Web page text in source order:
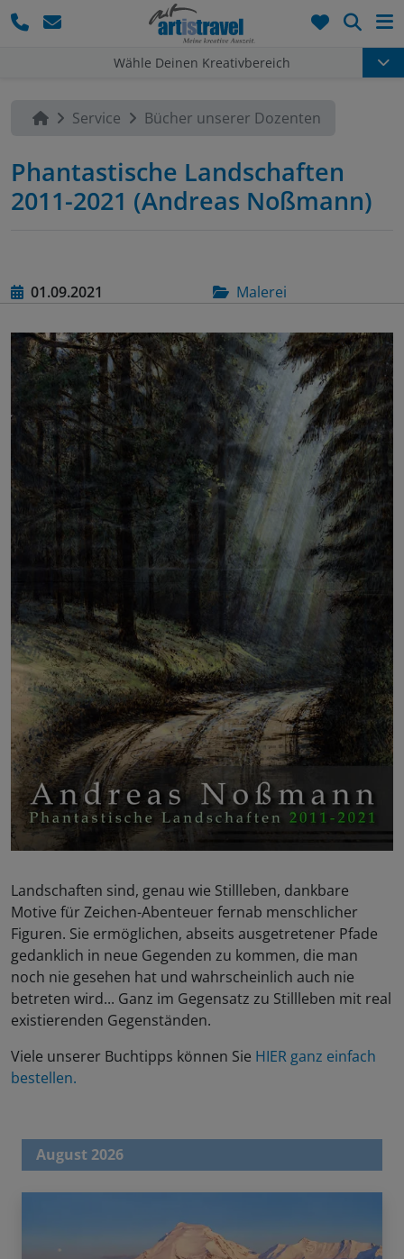
Wähle Deinen Kreativbereich
Service Bücher unserer Dozenten
Phantastische Landschaften
2011-2021 (Andreas Noßmann)
01.09.2021 Malerei
Landschaften sind, genau wie Stillleben, dankbare
Motive für Zeichen-Abenteuer fernab menschlicher
Figuren. Sie ermöglichen, abseits ausgetretener Pfade
gedanklich in neue Gegenden zu kommen, die man
noch nie gesehen hat und wahrscheinlich auch nie
betreten wird... Ganz im Gegensatz zu Stillleben mit real
existierenden Gegenständen.
Viele unserer Buchtipps können Sie HIER ganz einfach
bestellen.
August 2026